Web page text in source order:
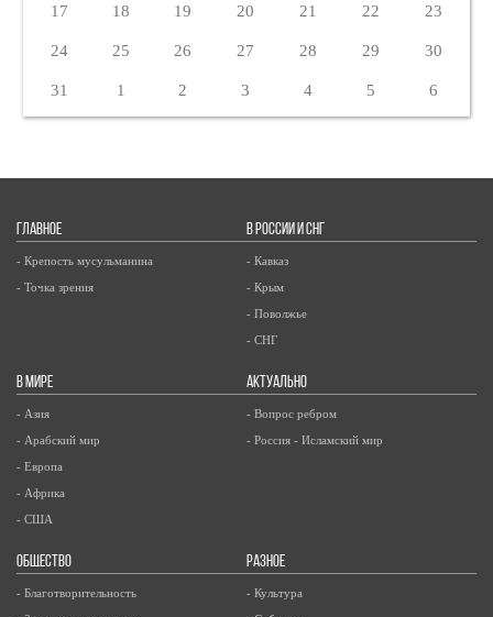
17 18 19 20 21 22 23
24 25 26 27 28 29 30
31 1 2 3 4 5 6
ГЛАВНОЕ
- Крепость мусульманина
- Точка зрения
В РОССИИ И СНГ
- Кавказ
- Крым
- Поволжье
- СНГ
В МИРЕ
- Азия
- Арабский мир
- Европа
- Африка
- США
АКТУАЛЬНО
- Вопрос ребром
- Россия - Исламский мир
ОБЩЕСТВО
- Благотворительность
РАЗНОЕ
- Культура